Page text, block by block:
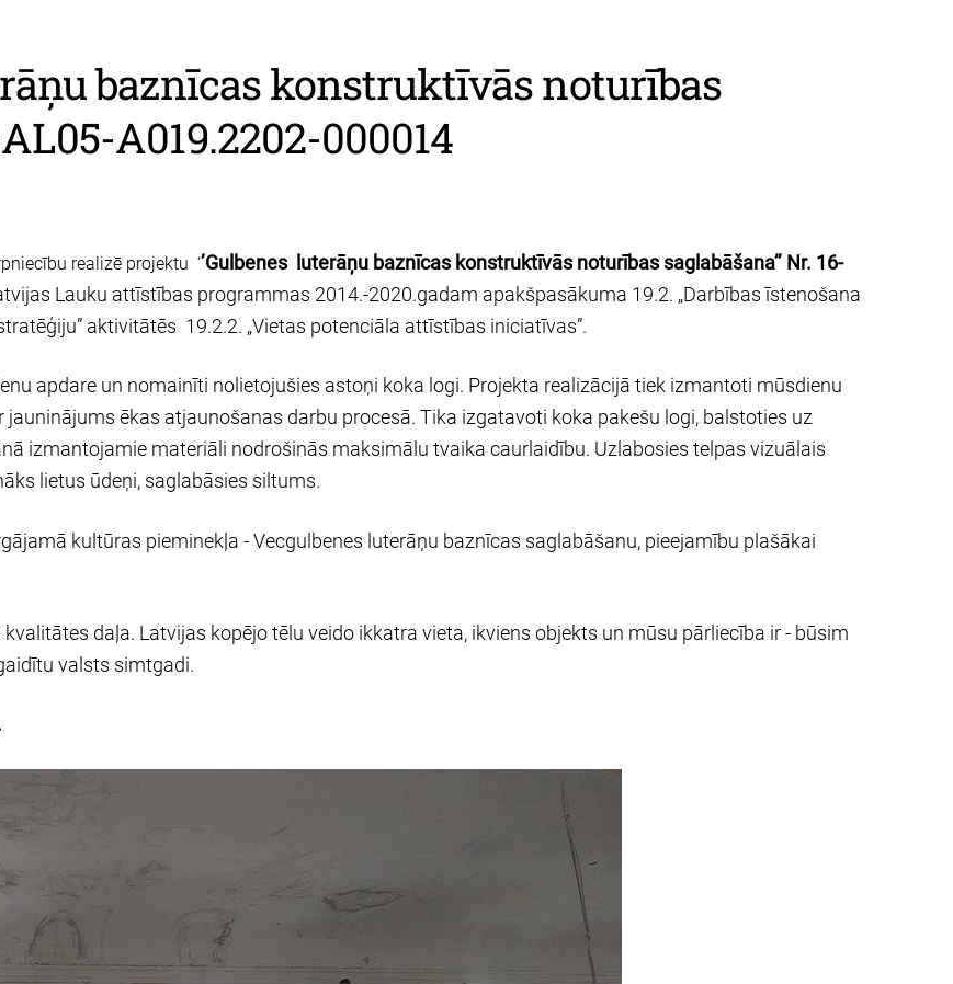
baznīcas konstruktīvās noturības
A019.2202-000014
realizē projektu ‘’Gulbenes luterāņu baznīcas konstruktīvās noturības saglabāšana’’ Nr. 16-
Lauku attīstības programmas 2014.-2020.gadam apakšpasākuma 19.2. „Darbības īstenošana
aktivitātēs 19.2.2. „Vietas potenciāla attīstības iniciatīvas”.
apdare un nomainīti nolietojušies astoņi koka logi. Projekta realizācijā tiek izmantoti mūsdienu
ēkas atjaunošanas darbu procesā. Tika izgatavoti koka pakešu logi, balstoties uz
izmantojamie materiāli nodrošinās maksimālu tvaika caurlaidību. Uzlabosies telpas vizuālais
lietus ūdeņi, saglabāsies siltums.
kultūras pieminekļa - Vecgulbenes luterāņu baznīcas saglabāšanu, pieejamību plašākai
daļa. Latvijas kopējo tēlu veido ikkatra vieta, ikviens objekts un mūsu pārliecība ir - būsim
valsts simtgadi.